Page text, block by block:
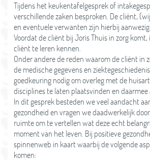
Tijdens het keukentafelgesprek of
verschillende zaken besproken. De cliënt,
en eventuele verwanten zijn hierbij aanwezig.
Voordat de cliënt bij Joris Thuis in zorg
cliënt te leren kennen.
Onder andere de reden waarom de cliënt in
de medische gegevens en
goedkeuring nodig om overleg met de
disciplines te laten plaatsvinden en
In dit gesprek besteden we veel aandacht
gezondheid en vragen we daadwerkelijk
ruimte om te vertellen wat deze echt
moment van het leven. Bij positieve
spinnenweb in kaart waarbij de volgende
komen: